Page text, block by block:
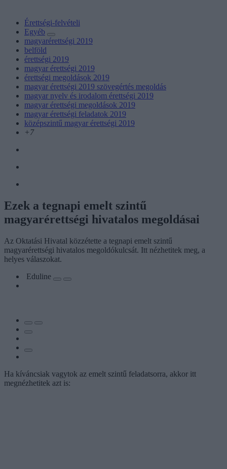
Érettségi-felvételi
Egyéb
magyarérettségi 2019
belföld
érettségi 2019
magyar érettségi 2019
érettségi megoldások 2019
magyar érettségi 2019 szövegértés megoldás
magyar nyelv és irodalom érettségi 2019
magyar érettségi megoldások 2019
magyar érettségi feladatok 2019
középszintű magyar érettségi 2019
+7
Ezek a tegnapi emelt szintű
magyarérettségi hivatalos megoldásai
Az Oktatási Hivatal közzétette a tegnapi emelt szintű
magyarérettségi hivatalos megoldókulcsát. Itt nézhetitek meg, a
helyes válaszokat.
Eduline
Ha kíváncsiak vagytok az emelt szintű feladatsorra, akkor itt
megnézhetitek azt is: